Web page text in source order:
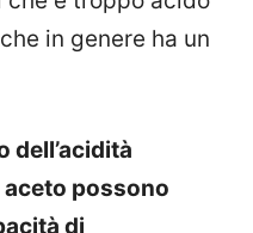
in genere ha un
dell’acidità
aceto possono
di